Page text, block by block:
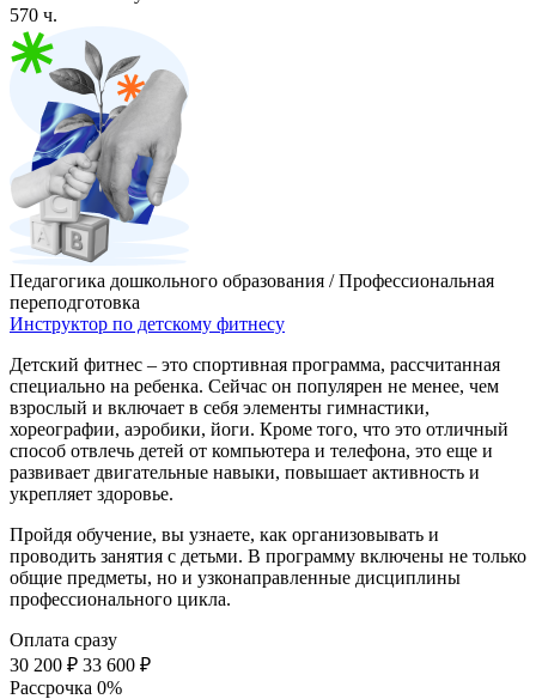
570 ч.
Педагогика дошкольного образования / Профессиональная
переподготовка
Инструктор по детскому фитнесу
Детский фитнес – это спортивная программа, рассчитанная
специально на ребенка. Сейчас он популярен не менее, чем
взрослый и включает в себя элементы гимнастики,
хореографии, аэробики, йоги. Кроме того, что это отличный
способ отвлечь детей от компьютера и телефона, это еще и
развивает двигательные навыки, повышает активность и
укрепляет здоровье.
Пройдя обучение, вы узнаете, как организовывать и
проводить занятия с детьми. В программу включены не только
общие предметы, но и узконаправленные дисциплины
профессионального цикла.
Оплата сразу
30 200 ₽ 33 600 ₽
Рассрочка 0%